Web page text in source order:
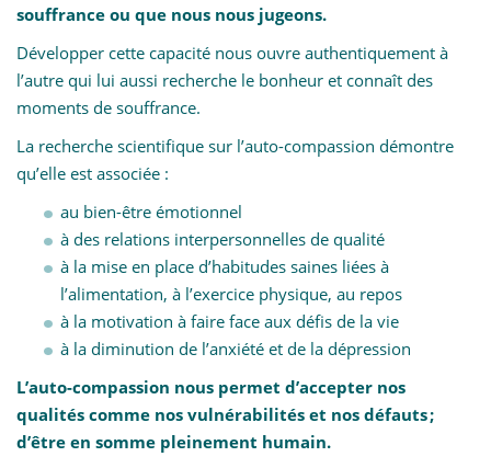
souffrance ou que nous nous jugeons.
Développer cette capacité nous ouvre authentiquement à
l’autre qui lui aussi recherche le bonheur et connaît des
moments de souffrance.
La recherche scientifique sur l’auto-compassion démontre
qu’elle est associée :
au bien-être émotionnel
à des relations interpersonnelles de qualité
à la mise en place d’habitudes saines liées à
l’alimentation, à l’exercice physique, au repos
à la motivation à faire face aux défis de la vie
à la diminution de l’anxiété et de la dépression
L’auto-compassion nous permet d’accepter nos
qualités comme nos vulnérabilités et nos défauts ;
d’être en somme pleinement humain.